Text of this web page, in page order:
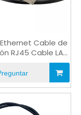
Cable de
RJ45 Cable LAN
de par trenzado